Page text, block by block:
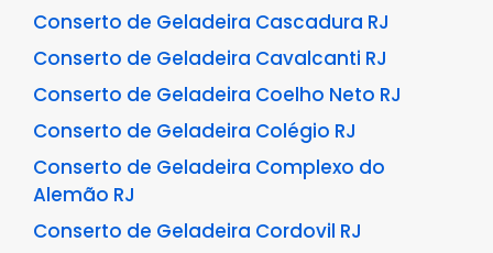
Conserto de Geladeira Cascadura RJ
Conserto de Geladeira Cavalcanti RJ
Conserto de Geladeira Coelho Neto RJ
Conserto de Geladeira Colégio RJ
Conserto de Geladeira Complexo do
Alemão RJ
Conserto de Geladeira Cordovil RJ